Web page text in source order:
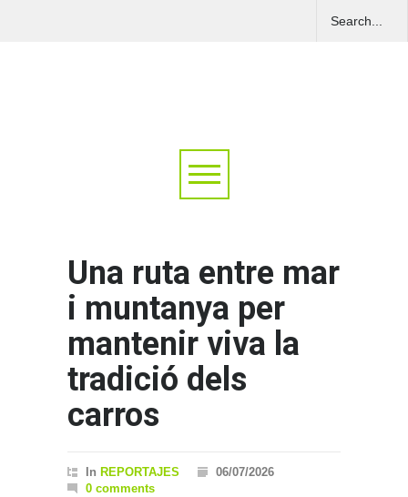
Una ruta entre mar
i muntanya per
mantenir viva la
tradició dels
carros
In REPORTAJES
06/07/2026
0 comments